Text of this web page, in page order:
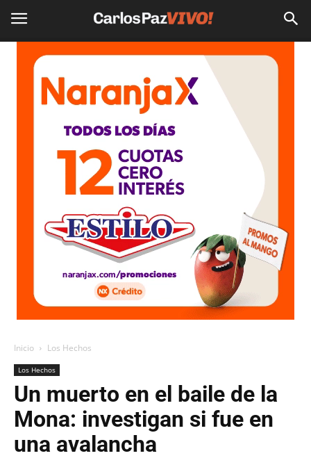
Inicio Los Hechos
Los Hechos
Un muerto en el baile de la
Mona: investigan si fue en
una avalancha